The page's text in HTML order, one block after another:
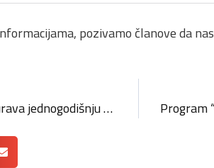
pozivamo članove da
Obrtnička komora PGŽ osigurava jednogodišnju članarinu za 50 obrtnika